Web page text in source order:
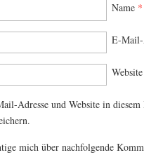
Name *
E-Mail-
Website
Adresse und Website in
mich über nachfolgende